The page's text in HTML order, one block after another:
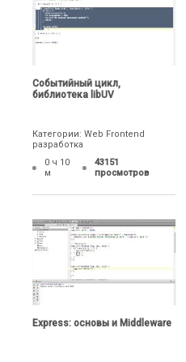
Событийный цикл,
библиотека libUV
Категории: Web Frontend
разработка
0 ч 10
м
43151
просмотров
Express: основы и Middleware